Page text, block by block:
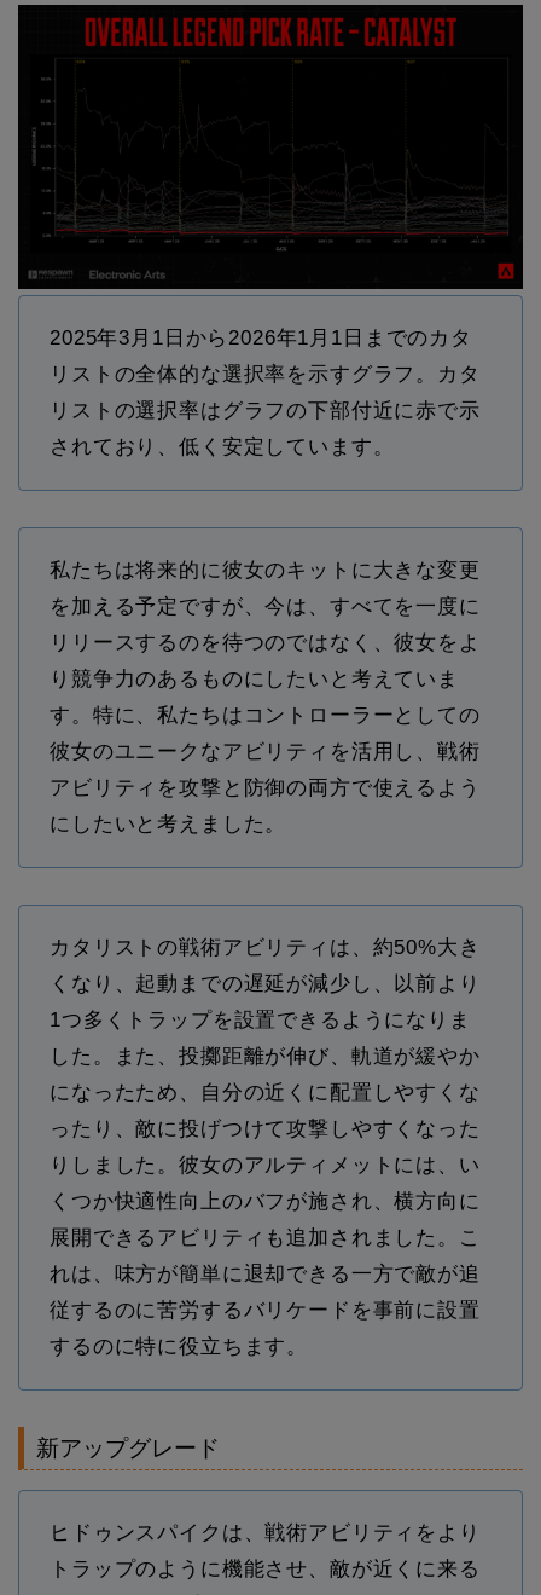
2025年3月1日から2026年1月1日までのカタ
リストの全体的な選択率を示すグラフ。カタ
リストの選択率はグラフの下部付近に赤で示
されており、低く安定しています。
私たちは将来的に彼女のキットに大きな変更
を加える予定ですが、今は、すべてを一度に
リリースするのを待つのではなく、彼女をよ
り競争力のあるものにしたいと考えていま
す。特に、私たちはコントローラーとしての
彼女のユニークなアビリティを活用し、戦術
アビリティを攻撃と防御の両方で使えるよう
にしたいと考えました。
カタリストの戦術アビリティは、約50%大き
くなり、起動までの遅延が減少し、以前より
1つ多くトラップを設置できるようになりま
した。また、投擲距離が伸び、軌道が緩やか
になったため、自分の近くに配置しやすくな
ったり、敵に投げつけて攻撃しやすくなった
りしました。彼女のアルティメットには、い
くつか快適性向上のバフが施され、横方向に
展開できるアビリティも追加されました。こ
れは、味方が簡単に退却できる一方で敵が追
従するのに苦労するバリケードを事前に設置
するのに特に役立ちます。
新アップグレード
ヒドゥンスパイクは、戦術アビリティをより
トラップのように機能させ、敵が近くに来る